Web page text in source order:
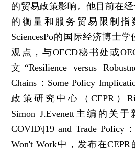
的贸易政策影响。他目前在
的衡量和服务贸易限制指
SciencesPo的国际经济博士
观点，与OECD秘书处或
文“Resilience versus
Chains：Some Policy
政策研究中心（CEPR）
Simon J.Evenett主编的关
COVID\|19 and Trade Policy
Won't Work中，发布在CEPR